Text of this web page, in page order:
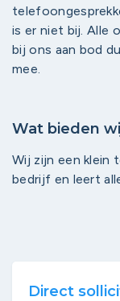
is er niet bij. Alle
bij ons aan bod
mee.
Wat bieden
Wij zijn een klein
bedrijf en leert
Direct